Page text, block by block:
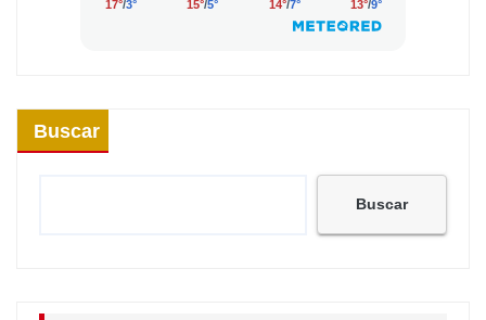
Buscar
Buscar